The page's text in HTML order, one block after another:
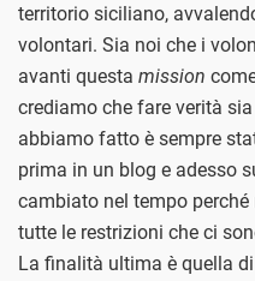
territorio siciliano,
volontari. Sia noi che i
avanti questa mission
crediamo che fare verità
abbiamo fatto è sempre
prima in un blog e adesso
cambiato nel tempo perché
tutte le restrizioni che ci
La finalità ultima è quella